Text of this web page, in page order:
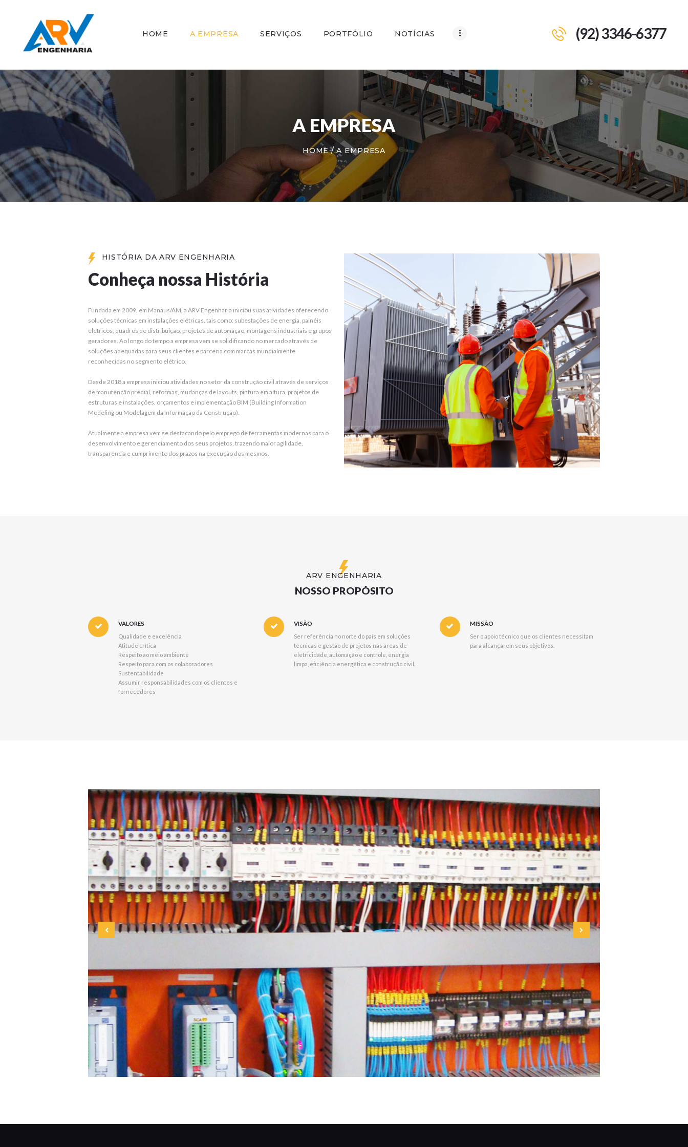
HOME A EMPRESA SERVIÇOS PORTFÓLIO NOTÍCIAS (92) 3346-6377
A EMPRESA
HOME A EMPRESA
HISTÓRIA DA ARV ENGENHARIA
Conheça nossa História
Fundada em 2009, em Manaus/AM, a ARV Engenharia iniciou suas atividades oferecendo
soluções técnicas em instalações elétricas, tais como: subestações de energia, painéis
elétricos, quadros de distribuição, projetos de automação, montagens industriais e grupos
geradores. Ao longo do tempo a empresa vem se solidificando no mercado através de
soluções adequadas para seus clientes e parceria com marcas mundialmente
reconhecidas no segmento elétrico.
Desde 2018 a empresa iniciou atividades no setor da construção civil através de serviços
de manutenção predial, reformas, mudanças de layouts, pintura em altura, projetos de
estruturas e instalações, orçamentos e implementação BIM (Building Information
Modeling ou Modelagem da Informação da Construção).
Atualmente a empresa vem se destacando pelo emprego de ferramentas modernas para o
desenvolvimento e gerenciamento dos seus projetos, trazendo maior agilidade,
transparência e cumprimento dos prazos na execução dos mesmos.
ARV ENGENHARIA
NOSSO PROPÓSITO
VALORES
Qualidade e excelência
Atitude crítica
Respeito ao meio ambiente
Respeito para com os colaboradores
Sustentabilidade
Assumir responsabilidades com os clientes e
fornecedores
VISÃO
Ser referência no norte do país em soluções
técnicas e gestão de projetos nas áreas de
eletricidade, automação e controle, energia
limpa, eficiência energética e construção civil.
MISSÃO
Ser o apoio técnico que os clientes necessitam
para alcançarem seus objetivos.